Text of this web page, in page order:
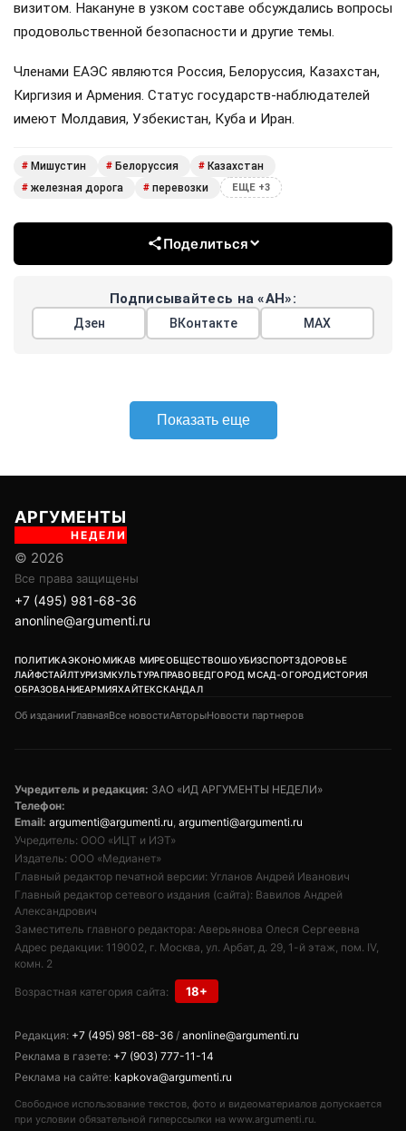
Россия и Белоруссия практически полностью
отказались от бумажных документов при
железнодорожных перевозках. Об этом заявил
премьер-министр Михаил Мишустин на расширенном
заседании Евразийского межправительственного
совета в Киргизии.
документам. С Казахстаном этот показатель превышает
восемьдесят процентов. Заседание совета проходит в
визитом. Накануне в узком составе обсуждались вопросы
Членами ЕАЭС являются Россия, Белоруссия, Казахстан,
Киргизия и Армения. Статус государств-наблюдателей
имеют Молдавия, Узбекистан, Куба и Иран.
Мишустин
# железная дорога # перевозки ЕЩЕ +3
Поделиться
Дзен ВКонтакте МАХ
Показать еще
АРГУМЕНТЫ
НЕДЕЛИ
Все права защищены
anonline@argumenti.ru
ПОЛИТИКА ЭКОНОМИКАВ МИРЕОБЩЕСТВОШОУБИЗ СПОРТЗДОРОВЬЕ